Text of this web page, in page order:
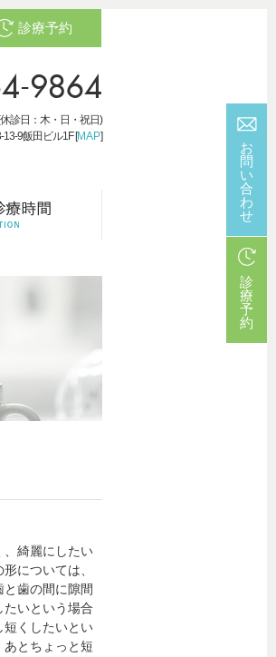
診療予約
9864
診日：木・日・祝日)
9飯田ビル1F [ MAP]
、綺麗にしたい
については、
歯の間に隙間
いという場合
短くしたいとい
とちょっと短
お
問
い
合
わ
せ
診
療
予
約